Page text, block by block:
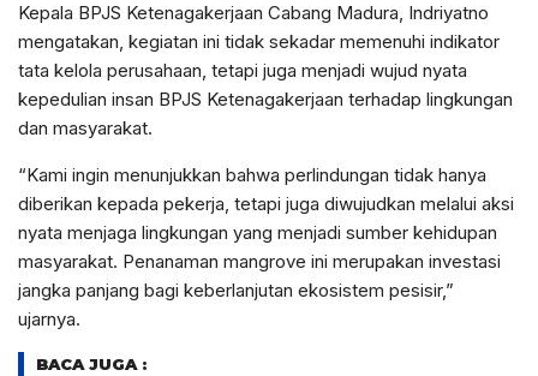
Kepala BPJS Ketenagakerjaan Cabang Madura, Indriyatno
mengatakan, kegiatan ini tidak sekadar memenuhi indikator
tata kelola perusahaan, tetapi juga menjadi wujud nyata
kepedulian insan BPJS Ketenagakerjaan terhadap lingkungan
dan masyarakat.
“Kami ingin menunjukkan bahwa perlindungan tidak hanya
diberikan kepada pekerja, tetapi juga diwujudkan melalui aksi
nyata menjaga lingkungan yang menjadi sumber kehidupan
masyarakat. Penanaman mangrove ini merupakan investasi
jangka panjang bagi keberlanjutan ekosistem pesisir,”
ujarnya.
BACA JUGA :